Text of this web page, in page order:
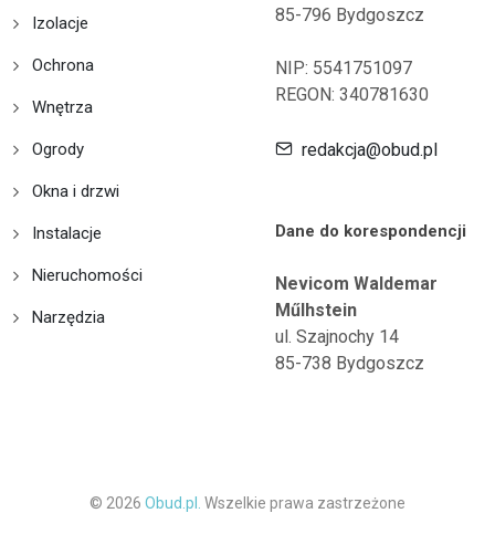
Izolacje
Ochrona
Wnętrza
Ogrody
Okna i drzwi
Instalacje
Nieruchomości
Narzędzia
85-796 Bydgoszcz
NIP: 5541751097
REGON: 340781630
redakcja@obud.pl
Dane do korespondencji
Nevicom Waldemar
Műlhstein
ul. Szajnochy 14
85-738 Bydgoszcz
© 2026 Obud.pl. Wszelkie prawa zastrzeżone